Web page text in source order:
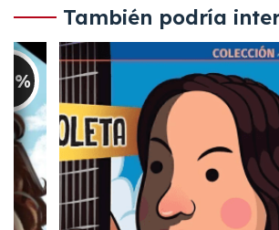
También podría